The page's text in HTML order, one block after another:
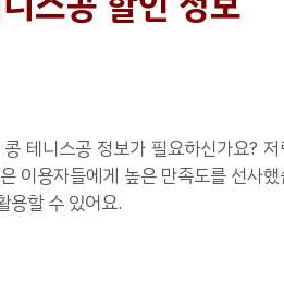
테니스공 정보가 필요하신가요? 저
이용자들에게 높은 만족도를 선사
용할 수 있어요.